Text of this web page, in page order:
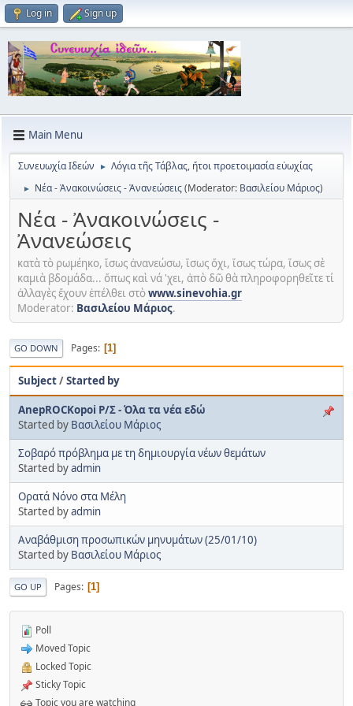
Log in Sign up
Main Menu
Συνευωχία Ιδεών ► Λόγια τῆς Τάβλας, ἥτοι προετοιμασία εὐωχίας
► Νέα - Ἀνακοινώσεις - Ἀνανεώσεις(Moderator: Βασιλείου Μάριος)
Νέα - Ἀνακοινώσεις -
Ἀνανεώσεις
κατὰ τὸ ρωμέηκο, ἵσως ἀνανεώσω, ἵσως ὄχι, ἵσως τώρα, ἵσως σὲ
καμιὰ βδομάδα... ὅπως καὶ νά 'χει, ἀπὸ δῶ θὰ πληροφορηθεῖτε τί
ἀλλαγὲς ἔχουν ἐπέλθει στὸwww.sinevohia.gr
Moderator: Βασιλείου Μάριος.
GO DOWN Pages 1
Subject/Started by
AnepROCKopoi Ρ/Σ - Όλα τα νέα εδώ
Started by Βασιλείου Μάριος
Σοβαρό πρόβλημα με τη δημιουργία νέων θεμάτων
Started byadmin
Ορατά Νόνο στα Μέλη
Started byadmin
Αναβάθμιση προσωπικών μηνυμάτων (25/01/10)
Started by Βασιλείου Μάριος
GO UP Pages 1
Poll
Moved Topic
Locked Topic
Sticky Topic
Topic you are watching